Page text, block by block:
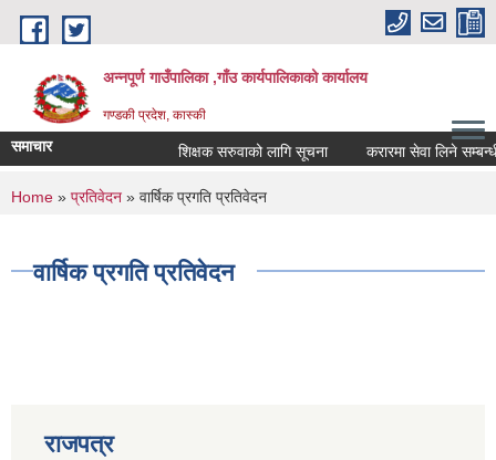
Skip to main content
अन्नपूर्ण गाउँपालिका ,गाँउ कार्यपालिकाको कार्यालय
गण्डकी प्रदेश, कास्की
समाचार शिक्षक सरुवाको लागि सूचना करारमा सेवा लिने सम्बन्धी
You are here
Home » प्रतिवेदन » वार्षिक प्रगति प्रतिवेदन
वार्षिक प्रगति प्रतिवेदन
राजपत्र